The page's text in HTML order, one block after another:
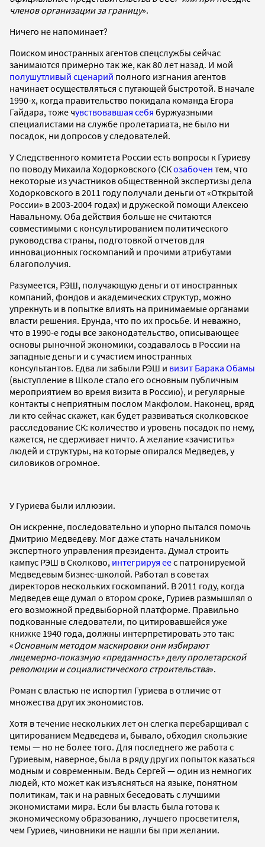
членов организации за границу».
Ничего не напоминает?
Поиском иностранных агентов спецслужбы сейчас
занимаются примерно так же, как 80 лет назад. И мой
полушутливый сценарий полного изгнания агентов
начинает осуществляться с пугающей быстротой. В начале
1990-х, когда правительство покидала команда Егора
Гайдара, тоже чувствовавшая себя буржуазными
специалистами на службе пролетариата, не было ни
посадок, ни допросов у следователей.
У Следственного комитета России есть вопросы к Гуриеву
по поводу Михаила Ходорковского (СКозабочен тем, что
некоторые из участников общественной экспертизы дела
Ходорковского в 2011 году получали деньги от «Открытой
России» в 2003-2004 годах) и дружеской помощи Алексею
Навальному. Оба действия больше не считаются
совместимыми с консультированием политического
руководства страны, подготовкой отчетов для
инновационных госкомпаний и прочими атрибутами
благополучия.
Разумеется, РЭШ, получающую деньги от иностранных
компаний, фондов и академических структур, можно
упрекнуть и в попытке влиять на принимаемые органами
власти решения. Ерунда, что по их просьбе. И неважно,
что в 1990-е годы все законодательство, описывающее
основы рыночной экономики, создавалось в России на
западные деньги и с участием иностранных
консультантов. Едва ли забыли РЭШ и визит Барака Обамы
(выступление в Школе стало его основным публичным
мероприятием во время визита в Россию), и регулярные
контакты с неприятным послом Макфолом. Наконец, вряд
ли кто сейчас скажет, как будет развиваться сколковское
расследование СК: количество и уровень посадок по нему,
кажется, не сдерживает ничто. А желание «зачистить»
людей и структуры, на которые опирался Медведев, у
силовиков огромное.
У Гуриева были иллюзии.
Он искренне, последовательно и упорно пытался помочь
Дмитрию Медведеву. Мог даже стать начальником
экспертного управления президента. Думал строить
кампус РЭШ в Сколково, интегрируя еес патронируемой
Медведевым бизнес-школой. Работал в советах
директоров нескольких госкомпаний. В 2011 году, когда
Медведев еще думал о втором сроке, Гуриев размышлял о
его возможной предвыборной платформе. Правильно
подкованные следователи, по цитировавшейся уже
книжке 1940 года, должны интерпретировать это так:
«Основным методом маскировки они избирают
лицемерно-показную «преданность» делу пролетарской
революции и социалистического строительства».
Роман с властью не испортил Гуриева в отличие от
множества других экономистов.
Хотя в течение нескольких лет он слегка перебарщивал с
цитированием Медведева и, бывало, обходил скользкие
темы — но не более того. Для последнего же работа с
Гуриевым, наверное, была в ряду других попыток казаться
модным и современным. Ведь Сергей — один из немногих
людей, кто может как изъясняться на языке, понятном
политикам, так и на равных беседовать с лучшими
экономистами мира. Если бы власть была готова к
экономическому образованию, лучшего просветителя,
чем Гуриев, чиновники не нашли бы при желании.